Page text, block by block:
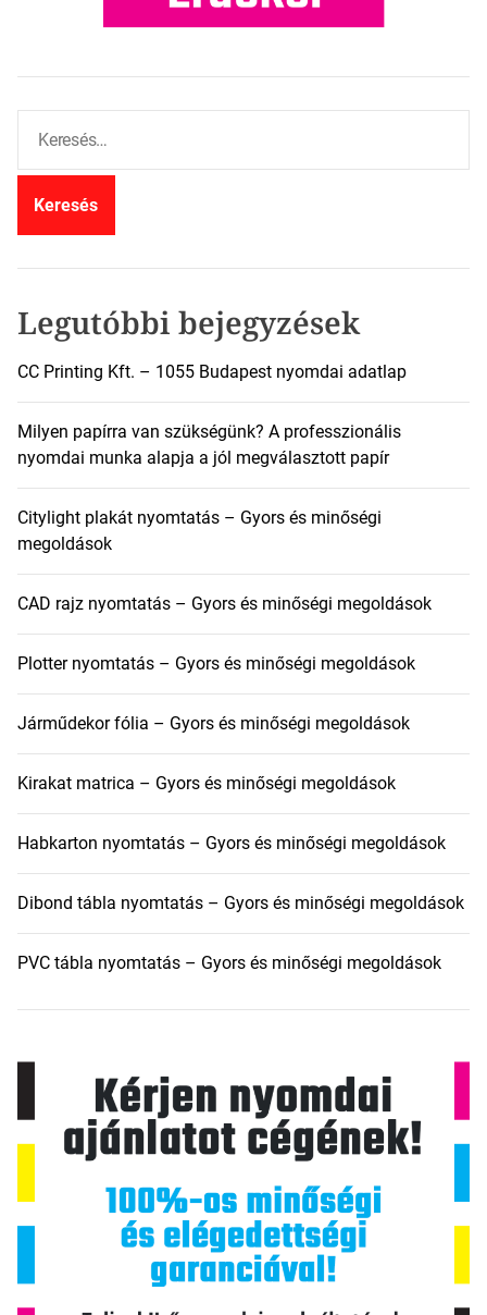
r
Legutóbbi bejegyzések
CC Printing Kft. – 1055 Budapest nyomdai adatlap
Milyen papírra van szükségünk? A professzionális
nyomdai munka alapja a jól megválasztott papír
Citylight plakát nyomtatás – Gyors és minőségi
megoldások
CAD rajz nyomtatás – Gyors és minőségi megoldások
Plotter nyomtatás – Gyors és minőségi megoldások
Járműdekor fólia – Gyors és minőségi megoldások
Kirakat matrica – Gyors és minőségi megoldások
Habkarton nyomtatás – Gyors és minőségi megoldások
Dibond tábla nyomtatás – Gyors és minőségi megoldások
PVC tábla nyomtatás – Gyors és minőségi megoldások